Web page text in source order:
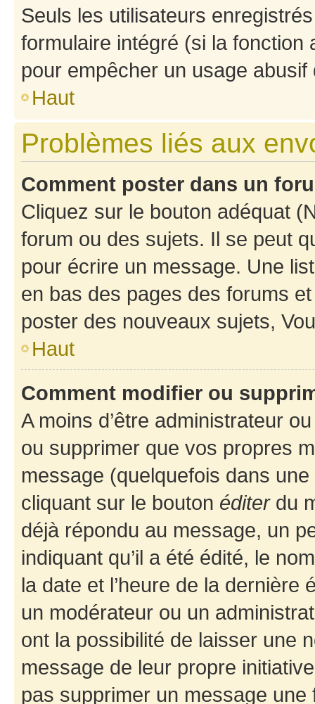
Seuls les utilisateurs
formulaire intégré (si la fonction
pour empêcher un usage
Haut
Problèmes liés aux
Comment poster dans un
Cliquez sur le bouton adéquat
forum ou des sujets. Il se peut
pour écrire un message. Une
en bas des pages des forums
poster des nouveaux sujets,
Haut
Comment modifier ou
A moins d’être administrateur
ou supprimer que vos propres
message (quelquefois dans
cliquant sur le bouton éditerdu
déjà répondu au message, un
indiquant qu’il a été édité, le
la date et l’heure de la dernière
un modérateur ou un
ont la possibilité de laisser une
message de leur propre
pas supprimer un message une